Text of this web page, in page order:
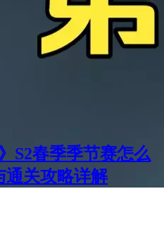
S2春季季节赛怎么
通关攻略详解